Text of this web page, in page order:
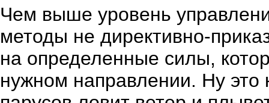
Чем выше уровень
методы не директивно-
на определенные силы,
нужном направлении. Ну это